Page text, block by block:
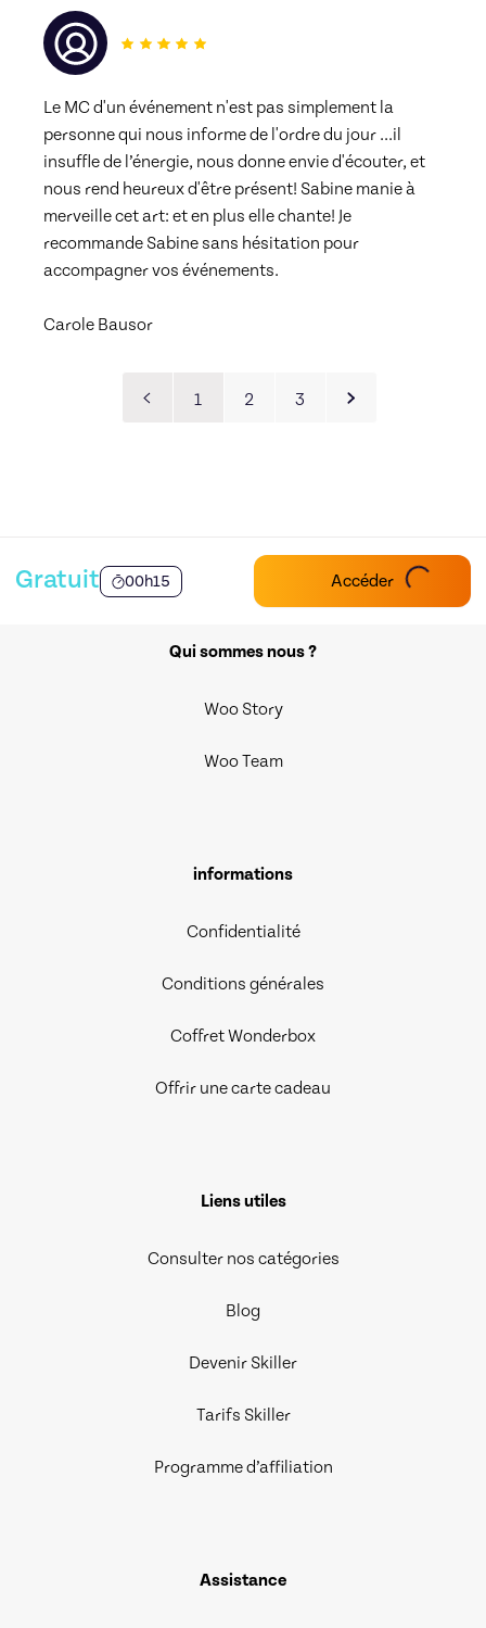
Le MC d'un événement n'est pas simplement la
personne qui nous informe de l'ordre du jour ...il
insuffle de l’énergie, nous donne envie d'écouter, et
nous rend heureux d'être présent! Sabine manie à
merveille cet art: et en plus elle chante! Je
recommande Sabine sans hésitation pour
accompagner vos événements.
Carole Bausor
1 2 3
Gratuit 00h15 Accéder
Qui sommes nous ?
Woo Story
Woo Team
informations
Confidentialité
Conditions générales
Coffret Wonderbox
Offrir une carte cadeau
Liens utiles
Consulter nos catégories
Blog
Devenir Skiller
Tarifs Skiller
Programme d’affiliation
Assistance